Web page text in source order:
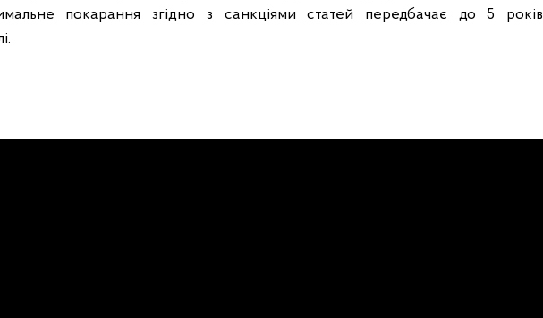
покарання згідно з санкціями статей передбачає до 5 років